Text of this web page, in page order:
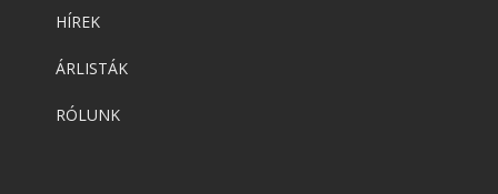
HÍREK
ÁRLISTÁK
RÓLUNK